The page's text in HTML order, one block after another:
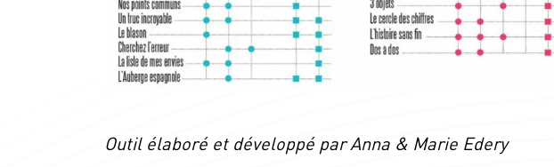
Outil élaboré et développé par Anna & Marie Edery